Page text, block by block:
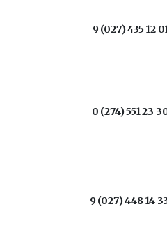
9 (027) 435 12
0 (274) 551 23
9 (027) 448 14